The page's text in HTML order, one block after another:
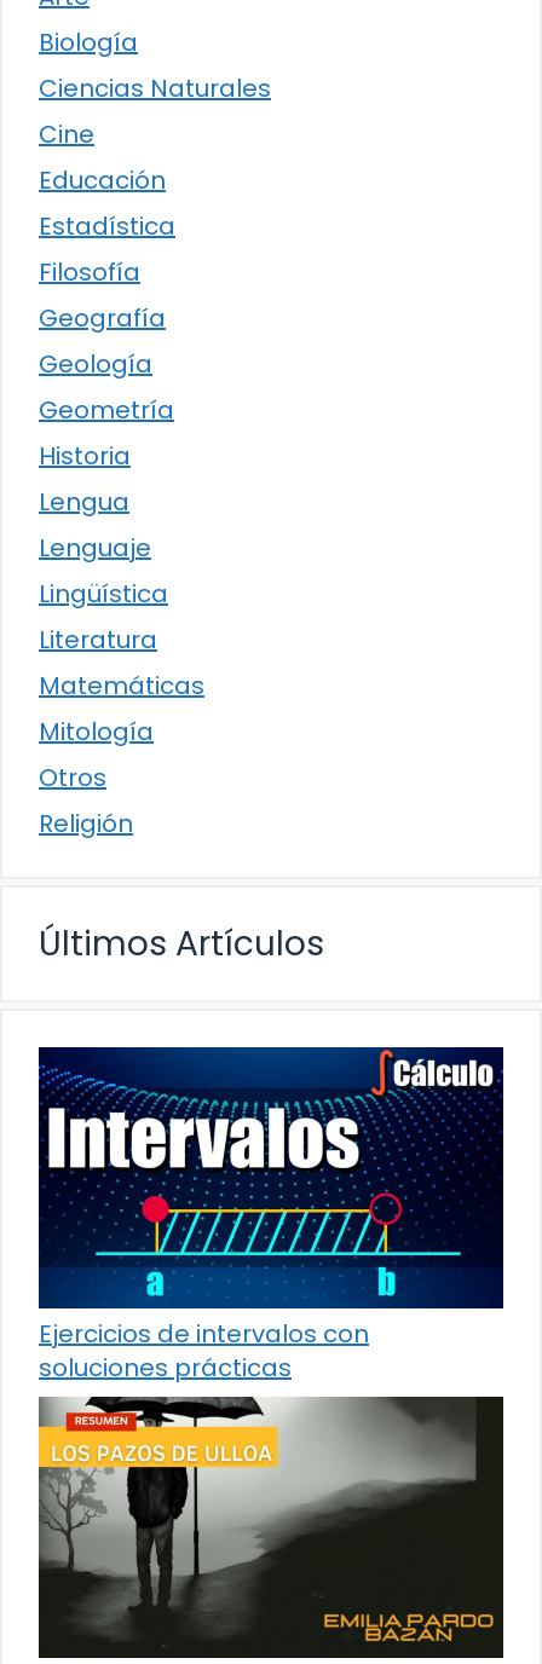
Biología
Ciencias Naturales
Cine
Educación
Estadística
Filosofía
Geografía
Geología
Geometría
Historia
Lengua
Lenguaje
Lingüística
Literatura
Matemáticas
Mitología
Otros
Religión
Últimos Artículos
Ejercicios de intervalos con
soluciones prácticas